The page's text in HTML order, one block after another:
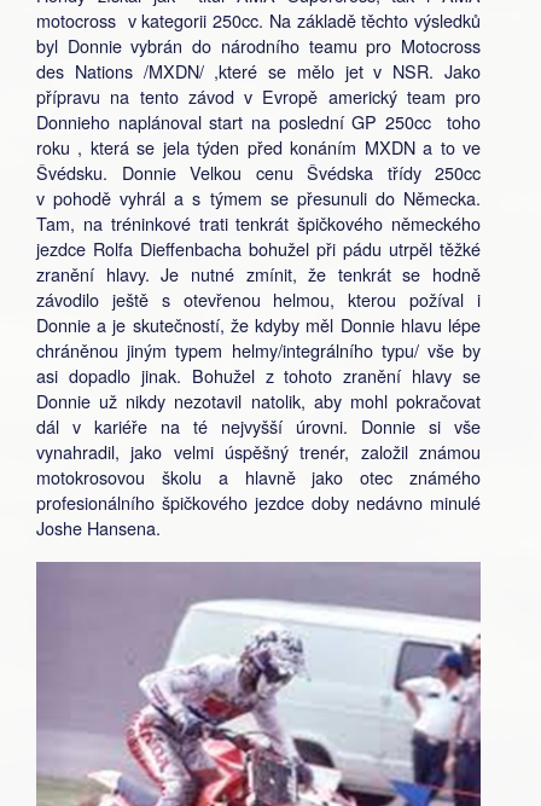
motocross v kategorii 250cc. Na základě těchto výsledků
byl Donnie vybrán do národního teamu pro Motocross
des Nations /MXDN/ ,které se mělo jet v NSR. Jako
přípravu na tento závod v Evropě americký team pro
Donnieho naplánoval start na poslední GP 250cc toho
roku , která se jela týden před konáním MXDN a to ve
Švédsku. Donnie Velkou cenu Švédska třídy 250cc
v pohodě vyhrál a s týmem se přesunuli do Německa.
Tam, na tréninkové trati tenkrát špičkového německého
jezdce Rolfa Dieffenbacha bohužel při pádu utrpěl těžké
zranění hlavy. Je nutné zmínit, že tenkrát se hodně
závodilo ještě s otevřenou helmou, kterou požíval i
Donnie a je skutečností, že kdyby měl Donnie hlavu lépe
chráněnou jiným typem helmy/integrálního typu/ vše by
asi dopadlo jinak. Bohužel z tohoto zranění hlavy se
Donnie už nikdy nezotavil natolik, aby mohl pokračovat
dál v kariéře na té nejvyšší úrovni. Donnie si vše
vynahradil, jako velmi úspěšný trenér, založil známou
motokrosovou školu a hlavně jako otec známého
profesionálního špičkového jezdce doby nedávno minulé
Joshe Hansena.